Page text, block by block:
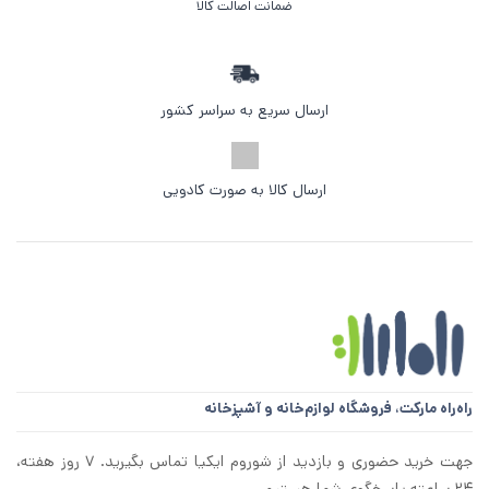
ضمانت اصالت کالا
ارسال سریع به سراسر کشور
ارسال کالا به صورت کادویی
راه‌راه مارکت، فروشگاه لوازم‌خانه و آشپزخانه
جهت خرید حضوری و بازدید از شوروم ایکیا تماس بگیرید. ۷ روز هفته،